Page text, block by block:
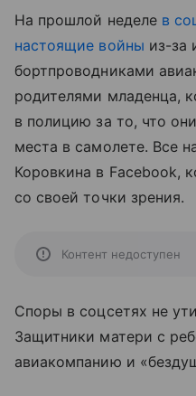
На прошлой неделе в
настоящие войны из-за
бортпроводниками
родителями младенца,
в полицию за то, что
места в самолете. Все
Коровкина в Facebook,
со своей точки зрения.
Контент недоступен
Споры в соцсетях не
Защитники матери с
авиакомпанию и